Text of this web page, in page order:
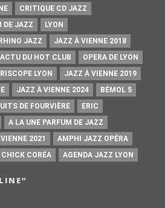
CRITIQUE CD JAZZ
DE JAZZ
LYON
RHINO JAZZ
JAZZ À VIENNE 2018
ACTU DU HOT CLUB
OPERA DE LYON
LYON
JAZZ À VIENNE 2019
JAZZ À VIENNE 2024
BÉMOL 5
DE FOURVIÈRE
ERIC
A LA UNE PARFUM DE JAZZ
2021
AMPHI JAZZ OPÉRA
CHICK CORÉA AGENDA JAZZ LYON